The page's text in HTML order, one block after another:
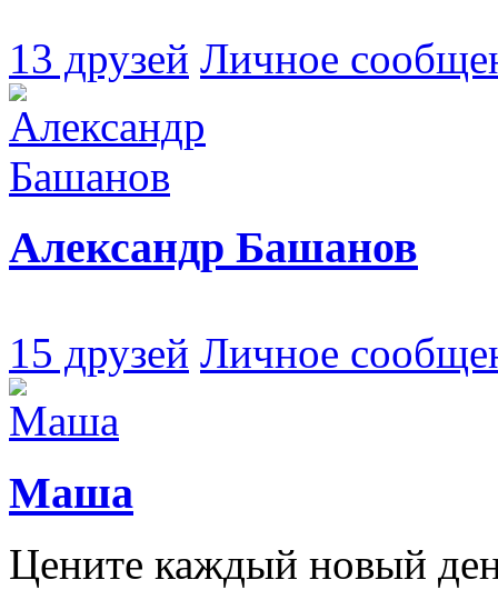
13 друзей Личное
Александр Башанов
15 друзей Личное
Маша
Цените каждый новый